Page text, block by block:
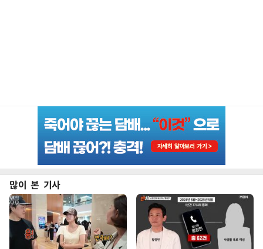
많이 본 기사